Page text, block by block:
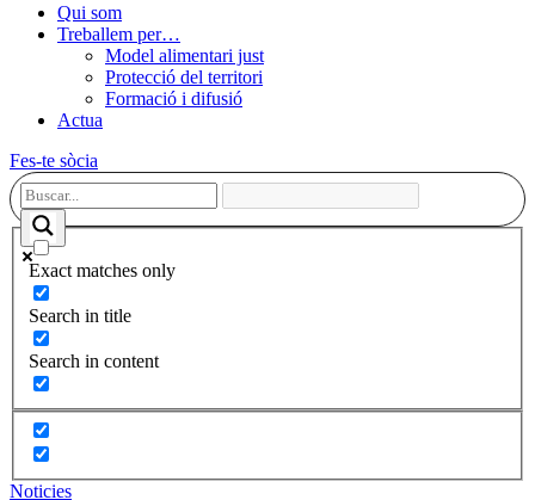
Qui som
Treballem per…
Model alimentari just
Protecció del territori
Formació i difusió
Actua
Fes-te sòcia
Exact matches only
Search in title
Search in content
Noticies